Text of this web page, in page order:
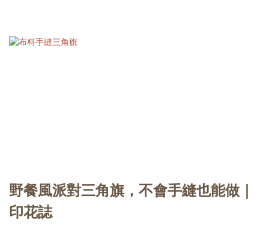
野餐風派對三角旗，不會手縫也能做｜
印花誌